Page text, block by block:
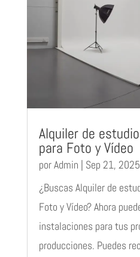
Alquiler de
para Foto y Vídeo
porAdmin | Sep 21, 2025
¿Buscas Alquiler de
Foto y Vídeo? Ahora
instalaciones para tus
producciones. Puedes